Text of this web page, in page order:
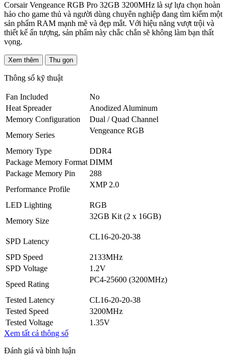
Corsair Vengeance RGB Pro 32GB 3200MHz là sự lựa chọn hoàn
hảo cho game thủ và người dùng chuyên nghiệp đang tìm kiếm một
sản phẩm RAM mạnh mẽ và đẹp mắt. Với hiệu năng vượt trội và
thiết kế ấn tượng, sản phẩm này chắc chắn sẽ không làm bạn thất
vọng.
Xem thêm Thu gọn
Thông số kỹ thuật
Fan Included
No
Heat Spreader
Anodized Aluminum
Memory Configuration
Dual / Quad Channel
Memory Series
Vengeance RGB
Memory Type
DDR4
Package Memory Format DIMM
Package Memory Pin
288
Performance Profile
XMP 2.0
LED Lighting
RGB
Memory Size
32GB Kit (2 x 16GB)
SPD Latency
CL16-20-20-38
SPD Speed
2133MHz
SPD Voltage
1.2V
Speed Rating
PC4-25600 (3200MHz)
Tested Latency
CL16-20-20-38
Tested Speed
3200MHz
Tested Voltage
1.35V
Xem tất cả thông số
Đánh giá và bình luận